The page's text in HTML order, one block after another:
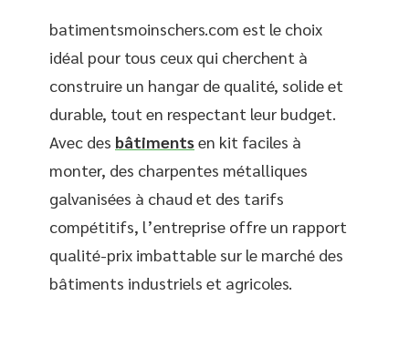
batimentsmoinschers.com est le choix
idéal pour tous ceux qui cherchent à
construire un hangar de qualité, solide et
durable, tout en respectant leur budget.
Avec des bâtimentsen kit faciles à
monter, des charpentes métalliques
galvanisées à chaud et des tarifs
compétitifs, l’entreprise offre un rapport
qualité-prix imbattable sur le marché des
bâtiments industriels et agricoles.